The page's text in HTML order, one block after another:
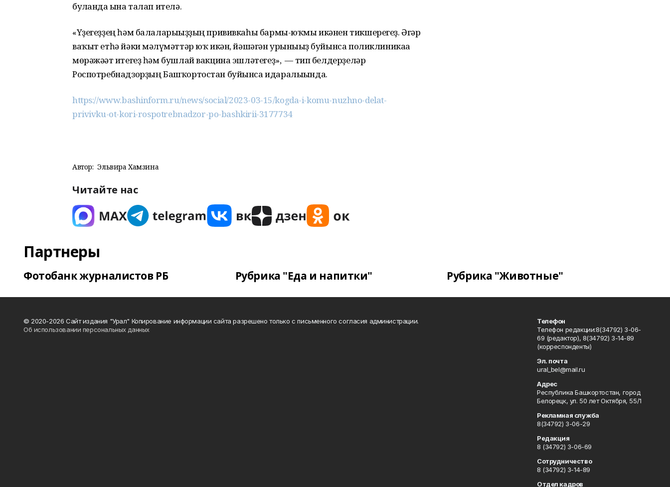
булғанда ғына талап ителә.
«Үҙегеҙҙең һәм балаларығыҙҙың прививкаһы бармы-юҡмы икәнен тикшерегеҙ. Әгәр
ваҡыт етһә йәки мәғлүмәттәр юҡ икән, йәшәгән урынығыҙ буйынса поликлиникаға
мөрәжәғәт итегеҙ һәм бушлай вакцина эшләтегеҙ», — тип белдерҙеләр
Роспотребнадзорҙың Башҡортостан буйынса идаралығында.
https://www.bashinform.ru/news/social/2023-03-15/kogda-i-komu-nuzhno-delat-
privivku-ot-kori-rospotrebnadzor-po-bashkirii-3177734
Автор: Эльвира Хамзина
Читайте нас
Партнеры
Фотобанк журналистов РБ Рубрика "Еда и напитки" Рубрика "Животные"
© 2020-2026 Сайт издания "Урал" Копирование информации сайта разрешено только с письменного согласия администрации.
Об использовании персональных данных
Телефон
Телефон редакции:8(34792) 3-06-
69 (редактор), 8(34792) 3-14-89
(корреспонденты)
Эл. почта
ural_bel@mail.ru
Адрес
Республика Башкортостан, город
Белорецк, ул. 50 лет Октября, 55/1
Рекламная служба
8(34792) 3-06-29
Редакция
8 (34792) 3-06-69
Сотрудничество
8 (34792) 3-14-89
Отдел кадров